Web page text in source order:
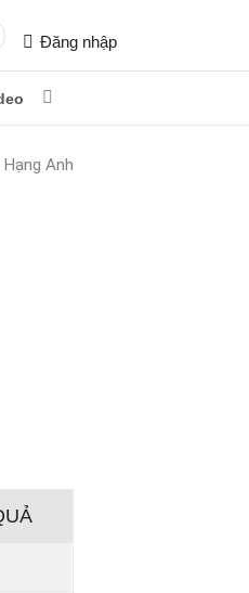
Đăng nhập
Anh